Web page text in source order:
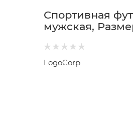
Спортивная
мужская,
LogoCorp